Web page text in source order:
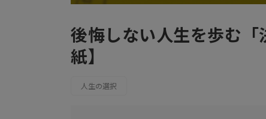
後悔しない人生を歩む
紙】
人生の選択